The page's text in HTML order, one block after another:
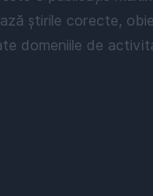
știrile corecte,
domeniile de